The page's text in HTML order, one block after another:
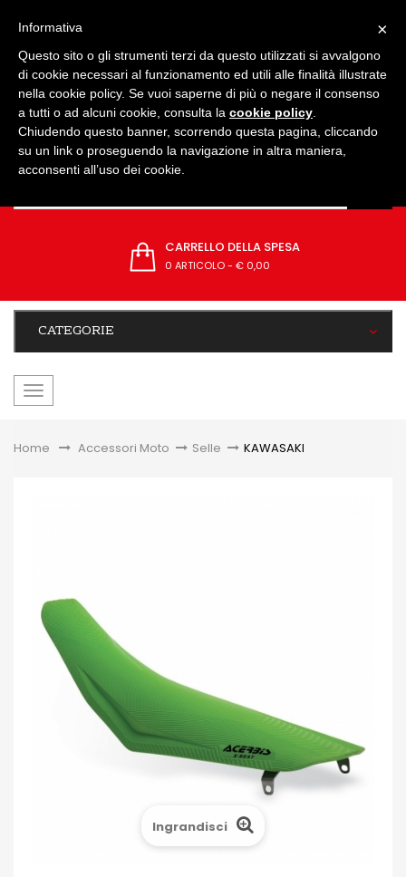
CARRELLO DELLA SPESA
0 ARTICOLO- € 0,00
CATEGORIE
navigazione
Home &gt;Accessori Moto > Selle > KAWASAKI
Ingrandisci
×
Informativa
Questo sito o gli strumenti terzi da questo utilizzati si avvalgono
di cookie necessari al funzionamento ed utili alle finalità illustrate
nella cookie policy. Se vuoi saperne di più o negare il consenso
a tutti o ad alcuni cookie, consulta la cookie policy
Chiudendo questo banner, scorrendo questa pagina, cliccando
su un link o proseguendo la navigazione in altra maniera,
acconsenti all’uso dei cookie.